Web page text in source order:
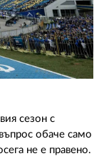
сезон с
обаче само
не е правено.
БИСКВИТКИТЕ
ЗА
20 35